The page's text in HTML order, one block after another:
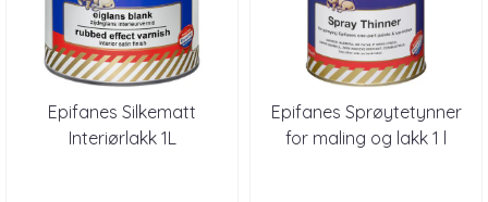
Epifanes Silkematt
Interiørlakk 1L
Epifanes Sprøytetynner
for maling og lakk 1 l